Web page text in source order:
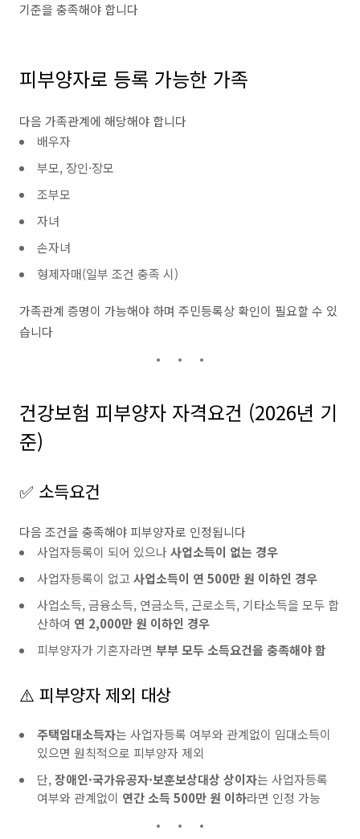
기준을 충족해야 합니다
피부양자로 등록 가능한 가족
다음 가족관계에 해당해야 합니다
배우자
부모, 장인·장모
조부모
자녀
손자녀
형제자매(일부 조건 충족 시)
가족관계 증명이 가능해야 하며 주민등록상 확인이 필요할 수 있
습니다
건강보험 피부양자 자격요건 (2026년 기
준)
✅ 소득요건
다음 조건을 충족해야 피부양자로 인정됩니다
사업자등록이 되어 있으나 사업소득이 없는 경우
사업자등록이 없고사업소득이 연 500만 원 이하인 경우
사업소득, 금융소득, 연금소득, 근로소득, 기타소득을 모두 합
산하여 연 2,000만 원 이하인 경우
피부양자가 기혼자라면 부부 모두 소득요건을 충족해야 함
⚠️ 피부양자 제외 대상
주택임대소득자는 사업자등록 여부와 관계없이 임대소득이
있으면 원칙적으로 피부양자 제외
단, 장애인·국가유공자·보훈보상대상 상이자는 사업자등록
여부와 관계없이 연간 소득 500만 원 이하라면 인정 가능